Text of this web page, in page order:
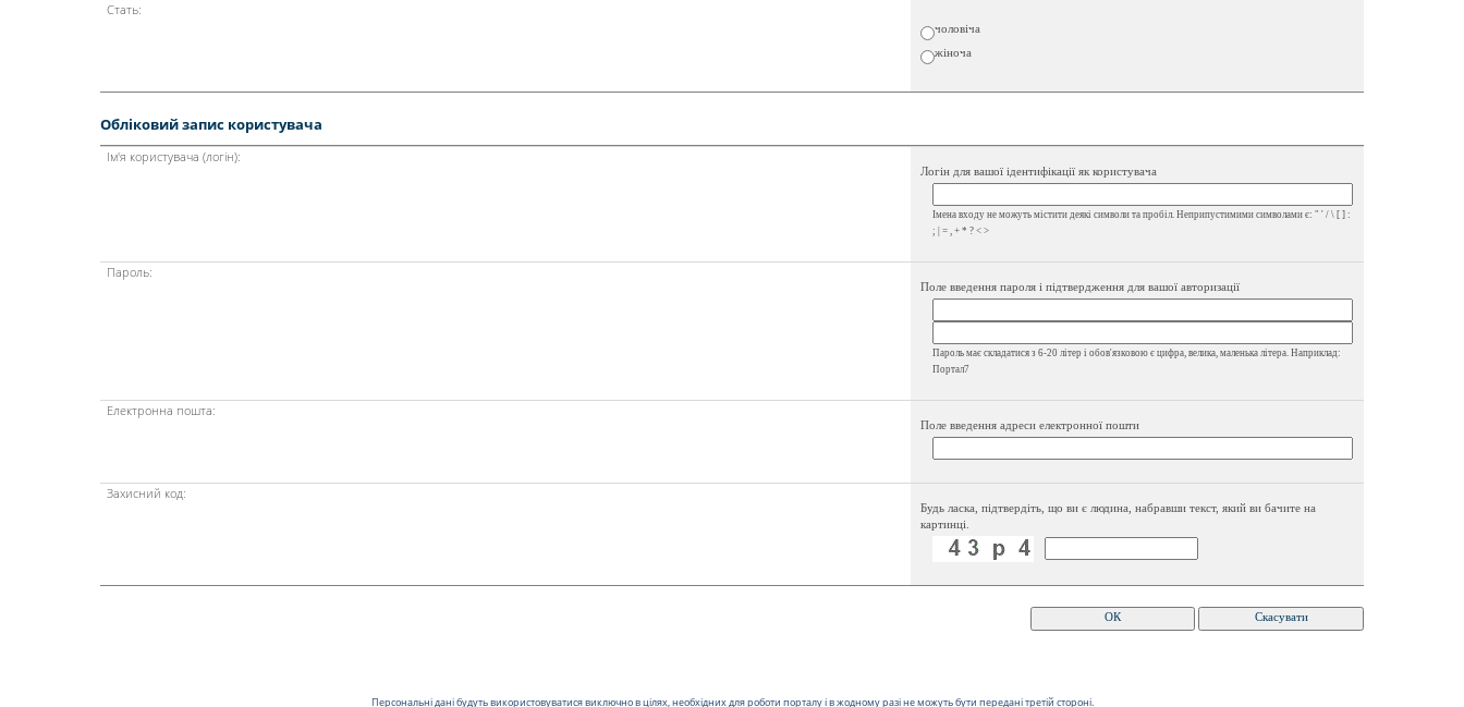
Стать:
чоловіча
жіноча
Обліковий запис користувача
Ім'я користувача (логін):
Логін для вашої ідентифікації як користувача
Імена входу не можуть містити деякі символи та пробіл. Неприпустимими символами є: " ' / \ [ ] :
; | = , + * ? < >
Пароль:
Поле введення пароля і підтвердження для вашої авторизації
Пароль має складатися з 6-20 літер і обов'язковою є цифра, велика, маленька літера. Наприклад:
Портал7
Електронна пошта:
Поле введення адреси електронної пошти
Захисний код:
Будь ласка, підтвердіть, що ви є людина, набравши текст, який ви бачите на
картинці.
Персональні дані будуть використовуватися виключно в цілях, необхідних для роботи порталу і в жодному разі не можуть бути передані третій стороні.